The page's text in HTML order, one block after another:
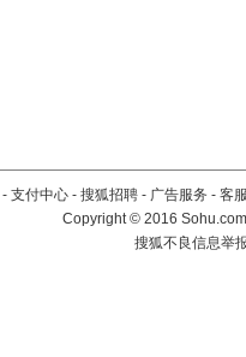
- 支付中心 - 搜狐招聘 - 广告服务 - 客
Copyright©2016
搜狐不良信息举